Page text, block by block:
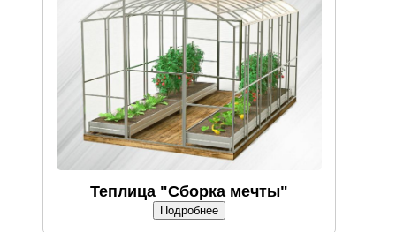
Теплица "Сборка мечты"
Подробнее